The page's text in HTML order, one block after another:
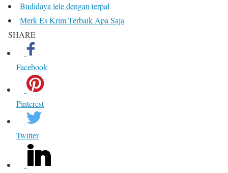
Budidaya lele dengan terpal
Merk Es Krim Terbaik Apa Saja
SHARE
Facebook
Pinterest
Twitter